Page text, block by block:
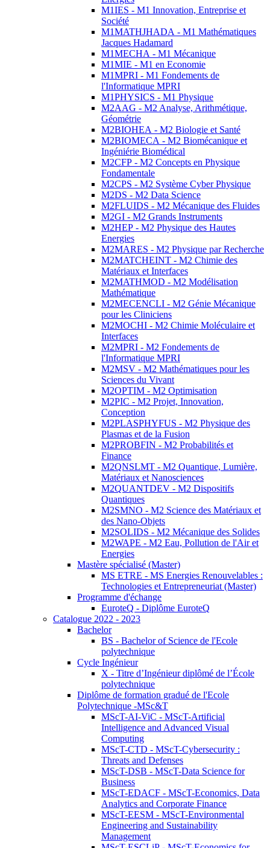
M1IES - M1 Innovation, Entreprise et
Société
M1MATHJHADA - M1 Mathématiques
Jacques Hadamard
M1MECHA - M1 Mécanique
M1MIE - M1 en Economie
M1MPRI - M1 Fondements de
l'Informatique MPRI
M1PHYSICS - M1 Physique
M2AAG - M2 Analyse, Arithmétique,
Géométrie
M2BIOHEA - M2 Biologie et Santé
M2BIOMECA - M2 Biomécanique et
Ingéniérie Biomédical
M2CFP - M2 Concepts en Physique
Fondamentale
M2CPS - M2 Système Cyber Physique
M2DS - M2 Data Science
M2FLUIDS - M2 Mécanique des Fluides
M2GI - M2 Grands Instruments
M2HEP - M2 Physique des Hautes
Energies
M2MARES - M2 Physique par Recherche
M2MATCHEINT - M2 Chimie des
Matériaux et Interfaces
M2MATHMOD - M2 Modélisation
Mathématique
M2MECENCLI - M2 Génie Mécanique
pour les Cliniciens
M2MOCHI - M2 Chimie Moléculaire et
Interfaces
M2MPRI - M2 Fondements de
l'Informatique MPRI
M2MSV - M2 Mathématiques pour les
Sciences du Vivant
M2OPTIM - M2 Optimisation
M2PIC - M2 Projet, Innovation,
Conception
M2PLASPHYFUS - M2 Physique des
Plasmas et de la Fusion
M2PROBFIN - M2 Probabilités et
Finance
M2QNSLMT - M2 Quantique, Lumière,
Matériaux et Nanosciences
M2QUANTDEV - M2 Dispositifs
Quantiques
M2SMNO - M2 Science des Matériaux et
des Nano-Objets
M2SOLIDS - M2 Mécanique des Solides
M2WAPE - M2 Eau, Pollution de l'Air et
Energies
Mastère spécialisé (Master)
MS ETRE - MS Energies Renouvelables :
Technologies et Entrepreneuriat (Master)
Programme d'échange
EuroteQ - Diplôme EuroteQ
Catalogue 2022 - 2023
Bachelor
BS - Bachelor of Science de l'Ecole
polytechnique
Cycle Ingénieur
X - Titre d’Ingénieur diplômé de l’École
polytechnique
Diplôme de formation gradué de l'Ecole
Polytechnique -MSc&T
MScT-AI-ViC - MScT-Artificial
Intelligence and Advanced Visual
Computing
MScT-CTD - MScT-Cybersecurity :
Threats and Defenses
MScT-DSB - MScT-Data Science for
Business
MScT-EDACF - MScT-Economics, Data
Analytics and Corporate Finance
MScT-EESM - MScT-Environmental
Engineering and Sustainability
Management